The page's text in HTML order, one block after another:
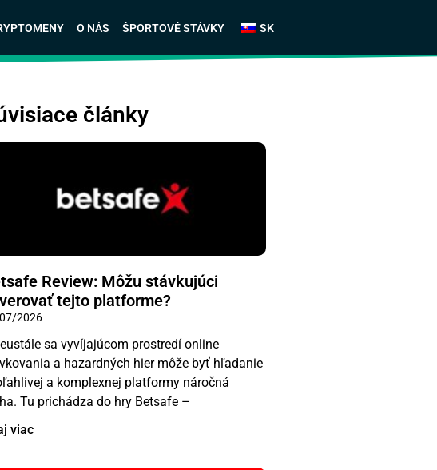
O NÁS ŠPORTOVÉ STÁVKY SK
články
Review: Môžu stávkujúci
tejto platforme?
2026
sa vyvíjajúcom prostredí online
a hazardných hier môže byť hľadanie
a komplexnej platformy náročná
Tu prichádza do hry Betsafe –
viac